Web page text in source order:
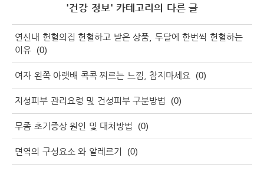
'건강 정보' 카테고리의 다른 글
연신내 헌혈의집 헌혈하고 받은 상품, 두달에 한번씩 헌혈하는
이유 (0)
여자 왼쪽 아랫배 콕콕 찌르는 느낌, 참지마세요 (0)
지성피부 관리요령 및 건성피부 구분방법 (0)
무좀 초기증상 원인 및 대처방법 (0)
면역의 구성요소 와 알레르기 (0)